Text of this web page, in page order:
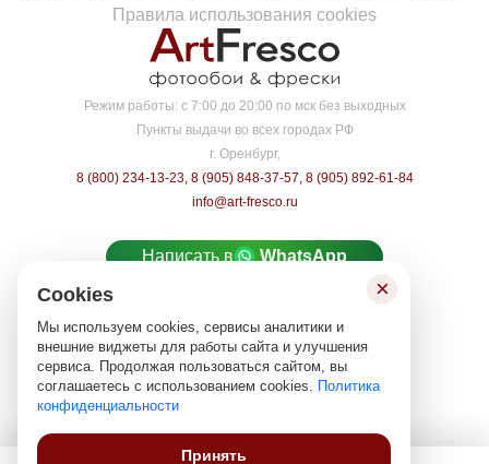
Правила использования cookies
Режим работы: с 7:00 до 20:00 по мск без выходных
Пункты выдачи во всех городах РФ
г. Оренбург,
8 (800) 234-13-23, 8 (905) 848-37-57, 8 (905) 892-61-84
info@art-fresco.ru
Написать в WhatsApp
Карта сайта
© «ARTFRESCO», 2026
Все права защищены 18+‎
×
Cookies
Мы используем cookies, сервисы аналитики и
внешние виджеты для работы сайта и улучшения
сервиса. Продолжая пользоваться сайтом, вы
соглашаетесь с использованием cookies. Политика
конфиденциальности
Принять